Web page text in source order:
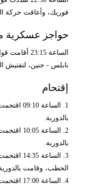
فوريك، وأعاقت حركة
حواجز عسكرية
الساعة
نابلس - جنين، لتفتيش
إقتحام
1.
بالدورية.
2.
بالدورية.
3.
الحطب، وقامت
4.